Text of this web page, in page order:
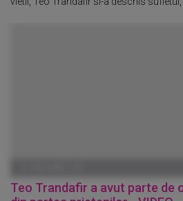
Teo Trandafir a avut parte de